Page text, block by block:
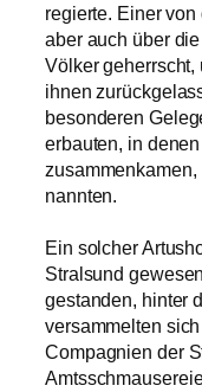
regierte. Einer
aber auch über
Völker geherrscht,
ihnen
besonderen
erbauten, in
nannten.
Ein solcher
Stralsund
gestanden, hinter
versammelten
Compagnien der